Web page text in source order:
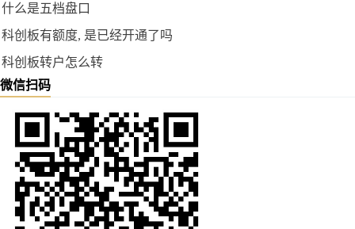
什么是五档盘口
科创板有额度, 是已经开通了吗
科创板转户怎么转
微信扫码